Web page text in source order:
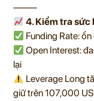
⸻
4. Kiểm tra
Funding Rate:
Open Interest:
lại
Leverage Long
giữ trên 107,000